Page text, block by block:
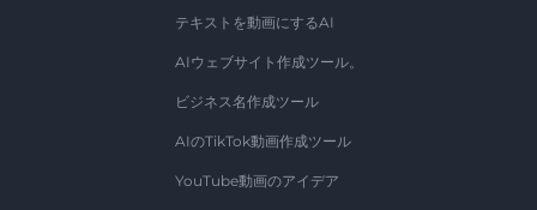
テキストを動画にするAI
AIウェブサイト作成ツール。
ビジネス名作成ツール
AIのTikTok動画作成ツール
YouTube動画のアイデア